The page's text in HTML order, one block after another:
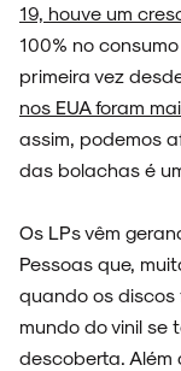
19, houve um
100% no
primeira vez
nos EUA foram
assim, podemos
das bolachas é
Os LPs vêm
Pessoas que,
quando os discos
mundo do vinil se
descoberta. Além